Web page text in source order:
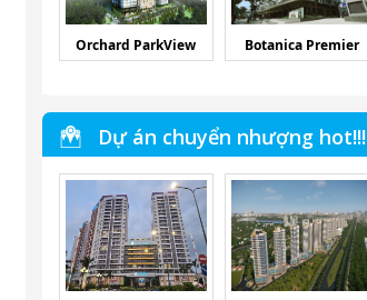
Orchard ParkView Botanica Premier
Dự án chuyển nhượng hot!!!